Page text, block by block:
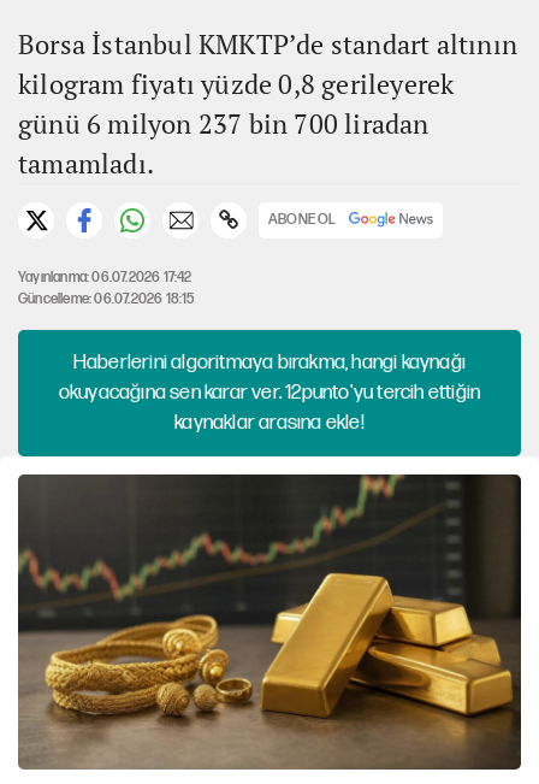
Borsa İstanbul KMKTP’de standart altının
kilogram fiyatı yüzde 0,8 gerileyerek
günü 6 milyon 237 bin 700 liradan
tamamladı.
ABONE OL
Yayınlanma: 06.07.2026 17:42
Güncelleme: 06.07.2026 18:15
Haberlerini algoritmaya bırakma, hangi kaynağı
okuyacağına sen karar ver. 12punto'yu tercih ettiğin
kaynaklar arasına ekle!